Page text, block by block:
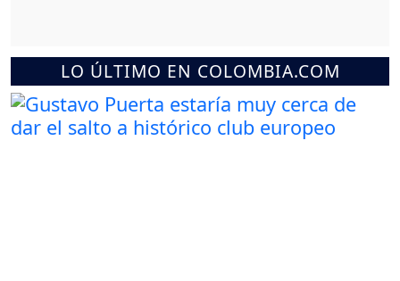
LO ÚLTIMO EN COLOMBIA.COM